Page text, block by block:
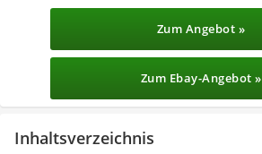
Zum Angebot »
Zum Ebay-Angebot »
Inhaltsverzeichnis